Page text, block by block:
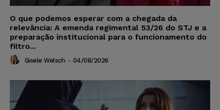
O que podemos esperar com a chegada da
relevância: A emenda regimental 53/26 do STJ e a
preparação institucional para o funcionamento do
filtro...
Gisele Welsch - 04/08/2026